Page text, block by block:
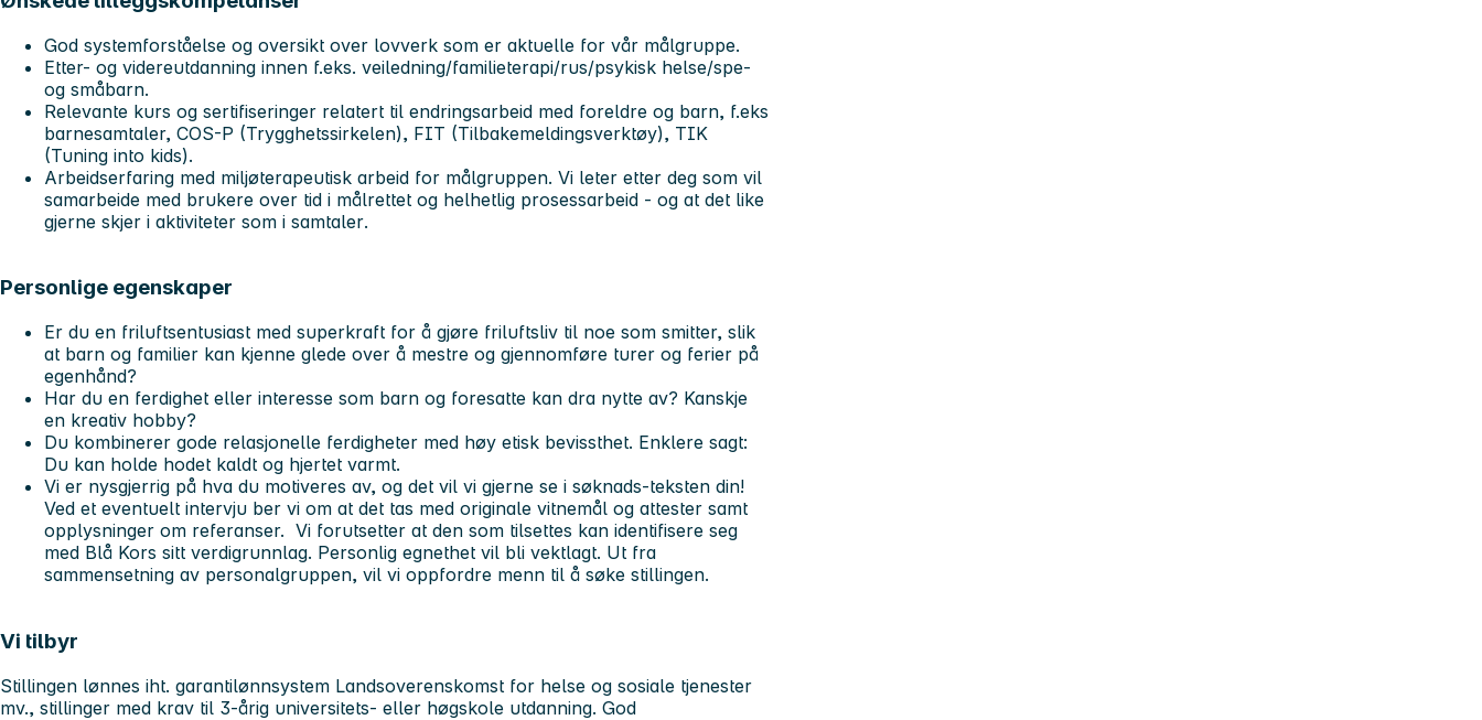
God systemforståelse og oversikt over lovverk som er aktuelle for vår målgruppe.
Etter- og videreutdanning innen f.eks. veiledning/familieterapi/rus/psykisk helse/spe-
og småbarn.
Relevante kurs og sertifiseringer relatert til endringsarbeid med foreldre og barn, f.eks
barnesamtaler, COS-P (Trygghetssirkelen), FIT (Tilbakemeldingsverktøy), TIK
(Tuning into kids).
Arbeidserfaring med miljøterapeutisk arbeid for målgruppen. Vi leter etter deg som vil
samarbeide med brukere over tid i målrettet og helhetlig prosessarbeid - og at det like
gjerne skjer i aktiviteter som i samtaler.
Personlige egenskaper
Er du en friluftsentusiast med superkraft for å gjøre friluftsliv til noe som smitter, slik
at barn og familier kan kjenne glede over å mestre og gjennomføre turer og ferier på
egenhånd?
Har du en ferdighet eller interesse som barn og foresatte kan dra nytte av? Kanskje
en kreativ hobby?
Du kombinerer gode relasjonelle ferdigheter med høy etisk bevissthet. Enklere sagt:
Du kan holde hodet kaldt og hjertet varmt.
Vi er nysgjerrig på hva du motiveres av, og det vil vi gjerne se i søknads-teksten din!
Ved et eventuelt intervju ber vi om at det tas med originale vitnemål og attester samt
opplysninger om referanser. Vi forutsetter at den som tilsettes kan identifisere seg
med Blå Kors sitt verdigrunnlag. Personlig egnethet vil bli vektlagt. Ut fra
sammensetning av personalgruppen, vil vi oppfordre menn til å søke stillingen.
Vi tilbyr
Stillingen lønnes iht. garantilønnsystem Landsoverenskomst for helse og sosiale tjenester
mv., stillinger med krav til 3-årig universitets- eller høgskole utdanning. God